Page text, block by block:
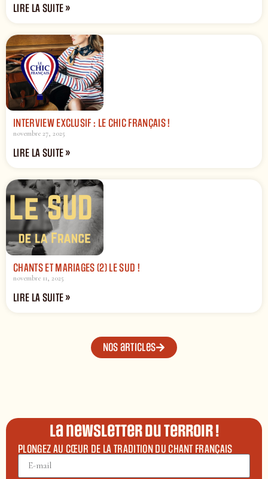
LIRE LA SUITE »
INTERVIEW EXCLUSIF : LE CHIC FRANÇAIS !
novembre 27, 2025
LIRE LA SUITE »
CHANTS ET MARIAGES (2) LE SUD !
novembre 11, 2025
LIRE LA SUITE »
Nos articles
La newsletter du terroir !
PLONGEZ AU CŒUR DE LA TRADITION DU CHANT FRANÇAIS